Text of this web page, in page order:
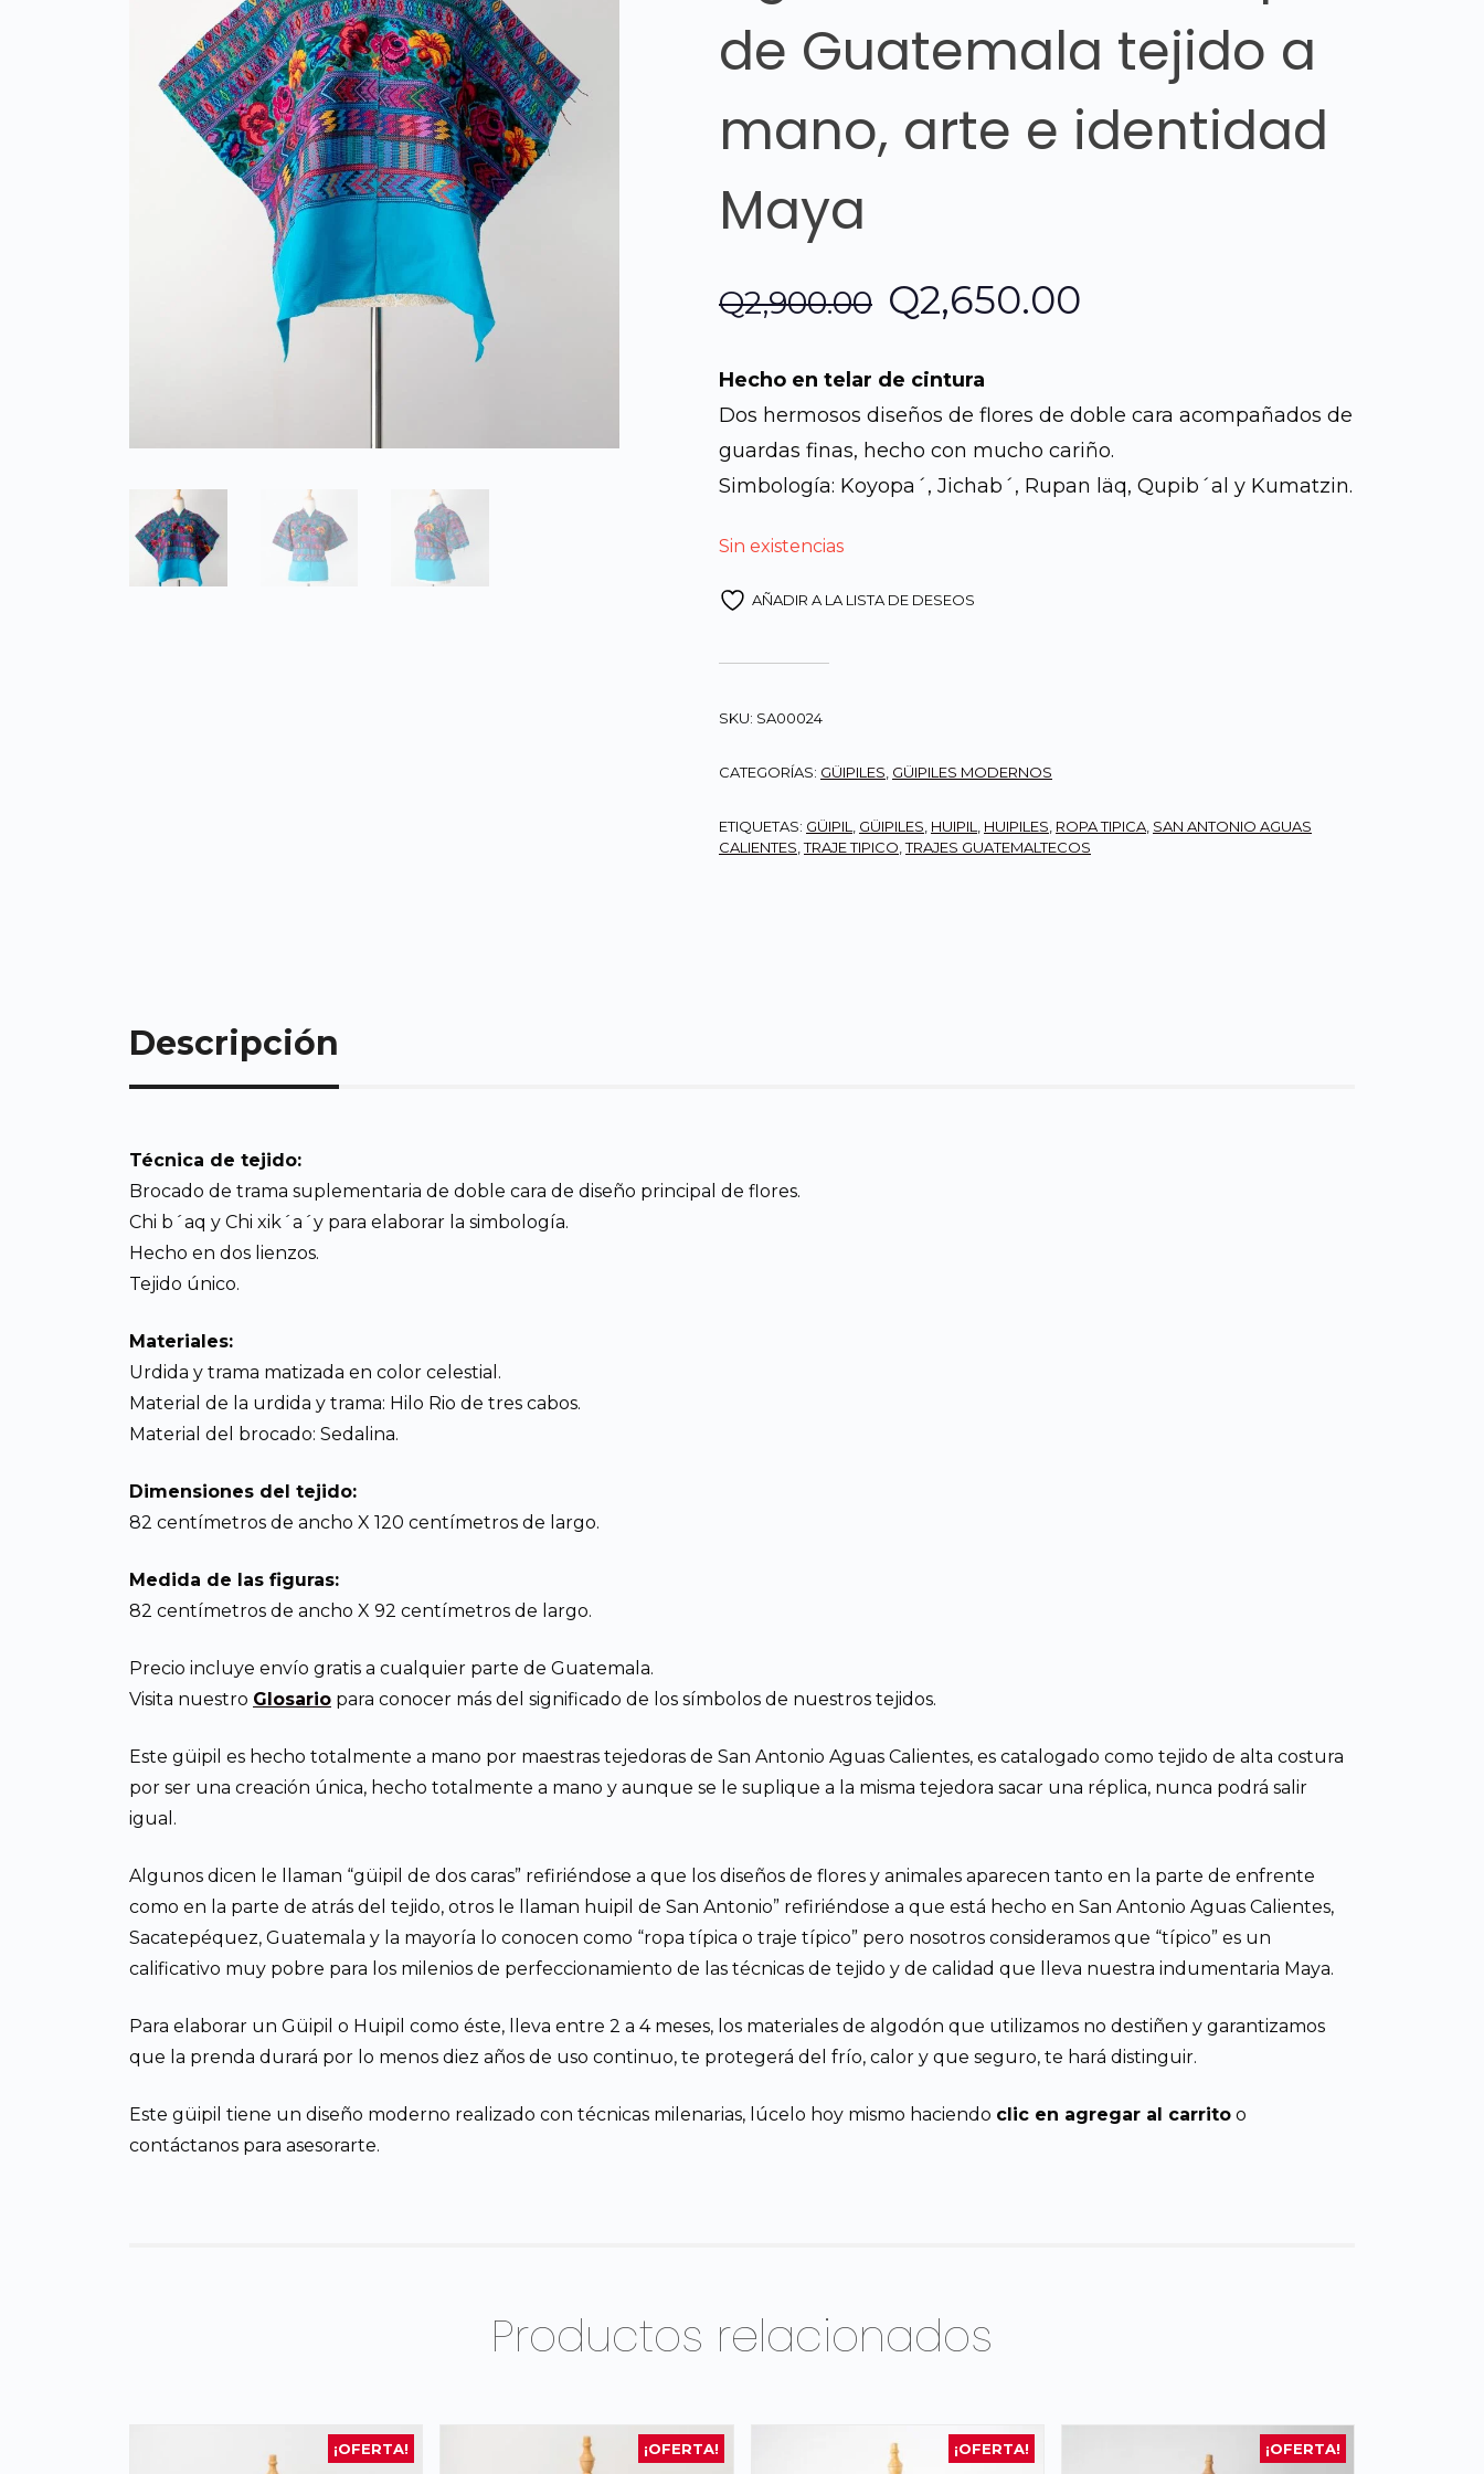
de Guatemala tejido a
mano, arte e identidad
Maya
Q2,900.00 El
original
era:
Q2,650.00
actual
es:
Hecho en telar de cintura
Dos hermosos diseños de flores de doble cara acompañados de
guardas finas, hecho con mucho cariño.
Simbología: Koyopa´, Jichab´, Rupan läq, Qupib´al y Kumatzin.
Sin existencias
AÑADIR A LA LISTA DE DESEOS
SKU: SA00024
CATEGORÍAS: GÜIPILES GÜIPILES MODERNOS
ETIQUETAS: GÜIPIL GÜIPILES HUIPIL HUIPILES ROPA TIPICA SAN ANTONIO AGUAS
CALIENTES ,TRAJE TIPICO ,TRAJES GUATEMALTECOS
Descripción
Técnica de tejido:
Brocado de trama suplementaria de doble cara de diseño principal de flores.
Chi b´aq y Chi xik´a´y para elaborar la simbología.
Hecho en dos lienzos.
Tejido único.
Materiales:
Urdida y trama matizada en color celestial.
Material de la urdida y trama: Hilo Rio de tres cabos.
Material del brocado: Sedalina.
Dimensiones del tejido:
82 centímetros de ancho X 120 centímetros de largo.
Medida de las figuras:
82 centímetros de ancho X 92 centímetros de largo.
Precio incluye envío gratis a cualquier parte de Guatemala.
Visita nuestro Glosario para conocer más del significado de los símbolos de nuestros tejidos.
Este güipil es hecho totalmente a mano por maestras tejedoras de San Antonio Aguas Calientes, es catalogado como tejido de alta costura
por ser una creación única, hecho totalmente a mano y aunque se le suplique a la misma tejedora sacar una réplica, nunca podrá salir
igual.
Algunos dicen le llaman “güipil de dos caras” refiriéndose a que los diseños de flores y animales aparecen tanto en la parte de enfrente
como en la parte de atrás del tejido, otros le llaman huipil de San Antonio” refiriéndose a que está hecho en San Antonio Aguas Calientes,
Sacatepéquez, Guatemala y la mayoría lo conocen como “ropa típica o traje típico” pero nosotros consideramos que “típico” es un
calificativo muy pobre para los milenios de perfeccionamiento de las técnicas de tejido y de calidad que lleva nuestra indumentaria Maya.
Para elaborar un Güipil o Huipil como éste, lleva entre 2 a 4 meses, los materiales de algodón que utilizamos no destiñen y garantizamos
que la prenda durará por lo menos diez años de uso continuo, te protegerá del frío, calor y que seguro, te hará distinguir.
Este güipil tiene un diseño moderno realizado con técnicas milenarias, lúcelo hoy mismo haciendo clic en agregar al carrito o
contáctanos para asesorarte.
Productos relacionados
¡OFERTA! ¡OFERTA! ¡OFERTA! ¡OFERTA!